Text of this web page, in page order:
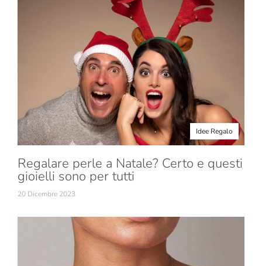
Idee Regalo
Regalare perle a Natale? Certo e questi
gioielli sono per tutti
20 Dicembre 2023